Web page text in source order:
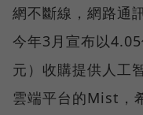
網不斷線，網路通
今年3月宣布以
元）收購提供人工
雲端平台的Mist，